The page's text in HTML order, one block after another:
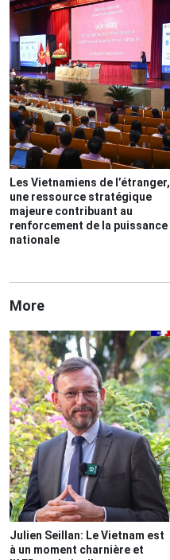
Les Vietnamiens de l’étranger,
une ressource stratégique
majeure contribuant au
renforcement de la puissance
nationale
More
Julien Seillan: Le Vietnam est
à un moment charnière et